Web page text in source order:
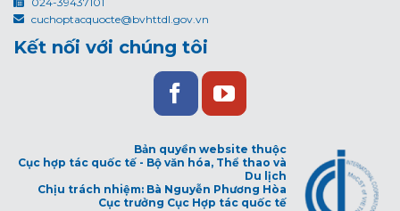
cuchoptacquocte@bvhttdl.gov.vn
Kết nối với chúng tôi
Bản quyền website thuộc
Cục hợp tác quốc tế - Bộ văn hóa, Thể thao và
Du lịch
Chịu trách nhiệm: Bà Nguyễn Phương Hòa
Cục trưởng Cục Hợp tác quốc tế